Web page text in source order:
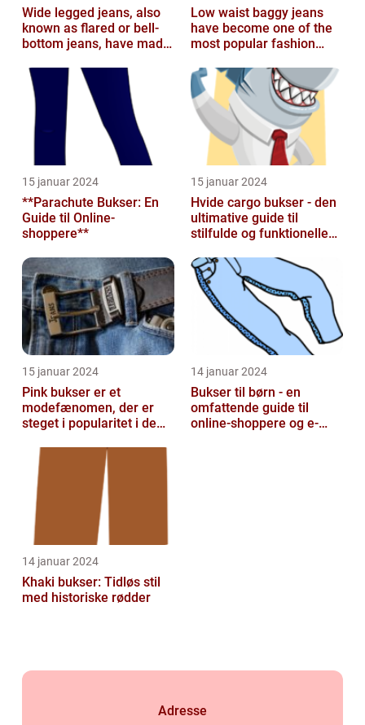
Wide legged jeans, also
known as flared or bell-
bottom jeans, have made
fash...
Low waist baggy jeans
have become one of the
most popular fashion
15 januar 2024
**Parachute Bukser: En
Guide til Online-
shoppere**
15 januar 2024
Hvide cargo bukser - den
ultimative guide til
stilfulde og funktionelle
15 januar 2024
Pink bukser er et
modefænomen, der er
steget i popularitet i de
14 januar 2024
Bukser til børn - en
omfattende guide til
online-shoppere og e-
14 januar 2024
Khaki bukser: Tidløs stil
med historiske rødder
Adresse